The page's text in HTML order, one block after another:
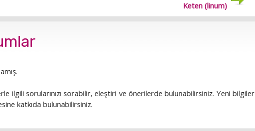
Keten (linum)
ilgili sorularınızı sorabilir, eleştiri ve önerilerde bulunabilirsiniz. Yeni bilgiler
katkıda bulunabilirsiniz.